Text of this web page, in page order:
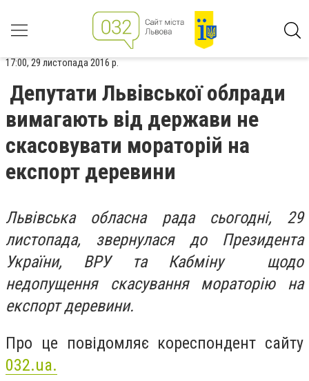
17:00, 29 листопада 2016 р.
Депутати Львівської облради
вимагають від держави не
скасовувати мораторій на
експорт деревини
Львівська обласна рада сьогодні, 29
листопада, звернулася до Президента
України, ВРУ та Кабміну щодо
недопущення скасування мораторію на
експорт деревини.
Про це повідомляє кореспондент сайту
032.ua.